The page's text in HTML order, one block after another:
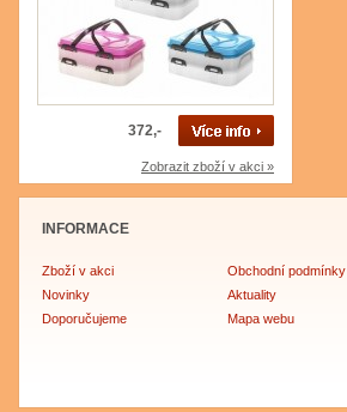
372,-
Zobrazit zboží v akci »
INFORMACE
Zboží v akci
Novinky
Doporučujeme
Obchodní podmínky
Aktuality
Mapa webu